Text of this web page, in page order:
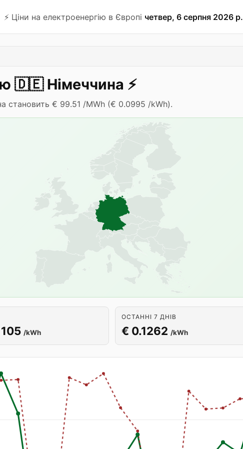
⚡️ Ціни на електроенергію в Європі четвер, 6 серпня 2026 р.
🇩🇪 Німеччина ⚡️
становить € 99.51 /MWh (€ 0.0995 /kWh).
/kWh
ОСТАННІ 7 ДНІВ
€ 0.1262 /kWh